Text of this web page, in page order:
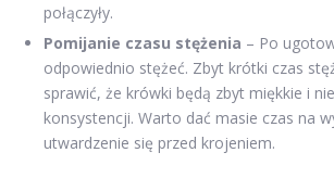
połączyły.
Pomijanie czasu stężenia – Po
odpowiednio stężeć. Zbyt krótki czas
sprawić, że krówki będą zbyt miękkie i
konsystencji. Warto dać masie czas na
utwardzenie się przed krojeniem.